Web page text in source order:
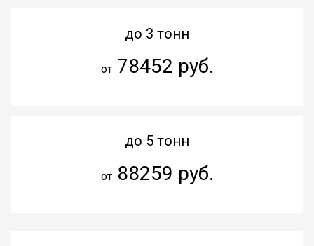
до 3 тонн
от78452 руб.
до 5 тонн
от88259 руб.